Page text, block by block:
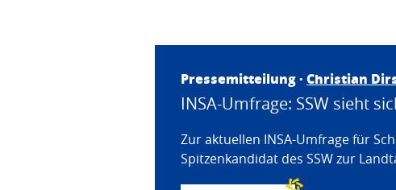
Pressemitteilung · Christian
INSA-Umfrage: SSW sieht
Zur aktuellen INSA-Umfrage für
Spitzenkandidat des SSW zur